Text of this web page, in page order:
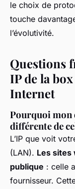
le choix de
touche
l’évolutivité.
Questions
IP de la
Internet
Pourquoi
différente de
L’IP que voit
(LAN). Les sites
publique : celle
fournisseur.